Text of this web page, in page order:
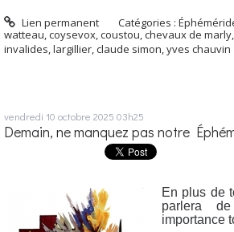
Lien permanent Catégories :
watteau coysevox coustou chevaux de marly
invalides largillier claude simon yves chauvin
vendredi 10 octobre 2025 03h25
Demain, ne manquez pas notre
En plus de
parlera
importance